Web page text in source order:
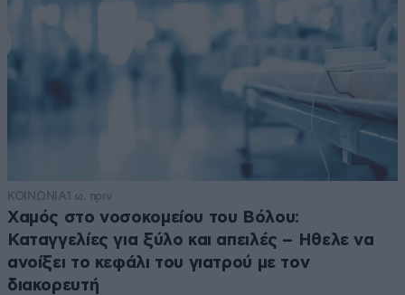
ΚΟΙΝΩΝΙΑ1 ω. πριν
Χαμός στο νοσοκομείου του Βόλου:
Καταγγελίες για ξύλο και απειλές – Ηθελε να
ανοίξει το κεφάλι του γιατρού με τον
διακορευτή